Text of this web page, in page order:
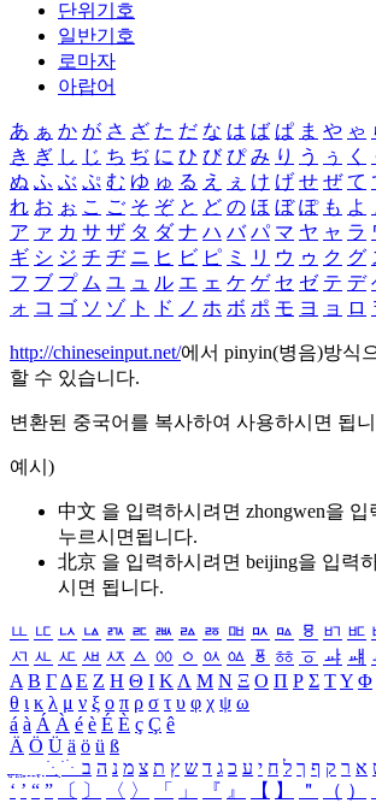
단위기호
일반기호
로마자
아랍어
あ ぁ か が さ ざ た だ な は ば ぱ ま や ゃ
き ぎ し じ ち ぢ に ひ び ぴ み り う ぅ く
ぬ ふ ぶ ぷ む ゆ ゅ る え ぇ け げ せ ぜ て
れ お ぉ こ ご そ ぞ と ど の ほ ぼ ぽ も よ
ア ァ カ サ ザ タ ダ ナ ハ バ パ マ ヤ ャ ラ
ギ シ ジ チ ヂ ニ ヒ ビ ピ ミ リ ウ ゥ ク グ
フ ブ プ ム ユ ュ ル エ ェ ケ ゲ セ ゼ テ デ
ォ コ ゴ ソ ゾ ト ド ノ ホ ボ ポ モ ヨ ョ ロ
http://chineseinput.net/에서 pinyin(병음)방식
할 수 있습니다.
변환된 중국어를 복사하여 사용하시면 됩
예시)
中文 을 입력하시려면 zhongwen을 입
누르시면됩니다.
北京 을 입력하시려면 beijing을 입력
시면 됩니다.
ㅥ ㅦ ㅧ ㅨ ㅩ ㅪ ㅫ ㅬ ㅭ ㅮ ㅯ ㅰ ㅱ ㅲ ㅳ
ㅺ ㅻ ㅼ ㅽ ㅾ ㅿ ㆀ ㆁ ㆂ ㆃ ㆄ ㆅ ㆆ ㆇ ㆈ
Α Β ΓΔ Ε Ζ Η Θ Ι ΚΛ Μ Ν Ξ Ο Π Ρ Σ ΤΥ Φ
θ ι κ λ μ ν ξ ο π ρ σ τ υ φ χ ψ ω
á à Á À é è É È ç Ç ê
Ä Ö Ü ä ö ü ß
ִֶֹ ֻּ ׁׂ א ר ק ף ך ל ח י ע כ ג ד ש ץ ת צ מ נ ה ב
‘ ’ “ ” 〔 〕 〈 〉 「 」 『 』 【 】 ＂ （ ）